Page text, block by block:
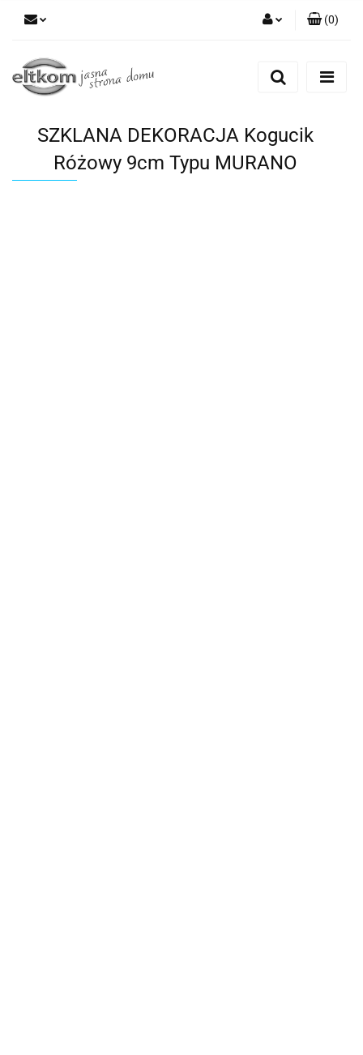
Zarejestruj się
(0)
SZKLANA DEKORACJA Kogucik
Różowy 9cm Typu MURANO